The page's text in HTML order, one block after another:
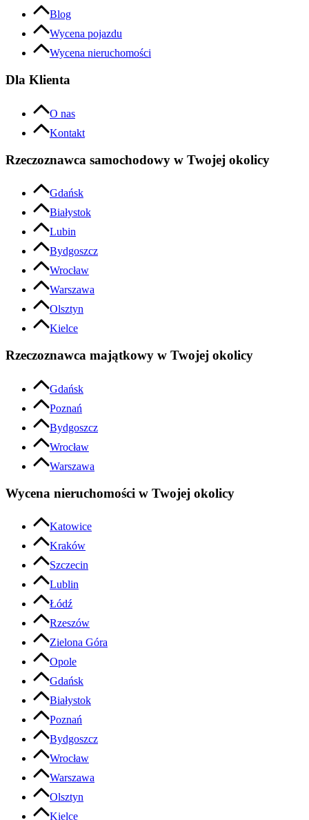
Blog
Wycena pojazdu
Wycena nieruchomości
Dla Klienta
O nas
Kontakt
Rzeczoznawca samochodowy w Twojej okolicy
Gdańsk
Białystok
Lubin
Bydgoszcz
Wrocław
Warszawa
Olsztyn
Kielce
Rzeczoznawca majątkowy w Twojej okolicy
Gdańsk
Poznań
Bydgoszcz
Wrocław
Warszawa
Wycena nieruchomości w Twojej okolicy
Katowice
Kraków
Szczecin
Lublin
Łódź
Rzeszów
Zielona Góra
Opole
Gdańsk
Białystok
Poznań
Bydgoszcz
Wrocław
Warszawa
Olsztyn
Kielce